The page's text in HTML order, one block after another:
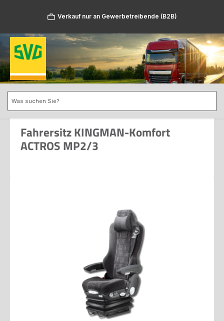
Verkauf nur an Gewerbetreibende (B2B)
Fahrersitz KINGMAN-Komfort
ACTROS MP2/3